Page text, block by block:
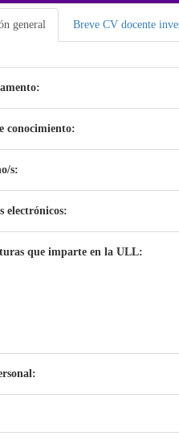
general Breve CV docente
conocimiento:
s:
electrónicos:
que imparte en la ULL: